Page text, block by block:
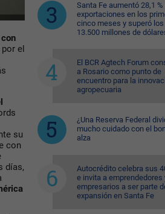
el
su
con
días,
Santa Fe aumentó 28,1 %
exportaciones en los
cinco meses y superó los
13.500 millones de
El BCR Agtech Forum
a Rosario como punto de
encuentro para la
agropecuaria
¿Una Reserva Federal
mucho cuidado con el
alza
Autocrédito celebra sus
e invita a emprendedores
empresarios a ser parte
expansión en Santa Fe